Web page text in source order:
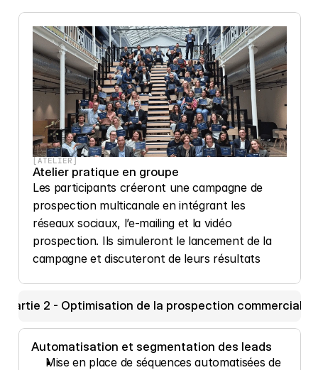
[ATELIER]
Atelier pratique en groupe
Les participants créeront une campagne de
prospection multicanale en intégrant les
réseaux sociaux, l’e-mailing et la vidéo
prospection. Ils simuleront le lancement de la
campagne et discuteront de leurs résultats
Partie 2 - Optimisation de la prospection commerciale
Automatisation et segmentation des leads
Mise en place de séquences automatisées de